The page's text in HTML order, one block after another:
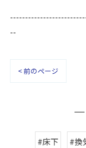
--
< 前のページ
#床下 #換